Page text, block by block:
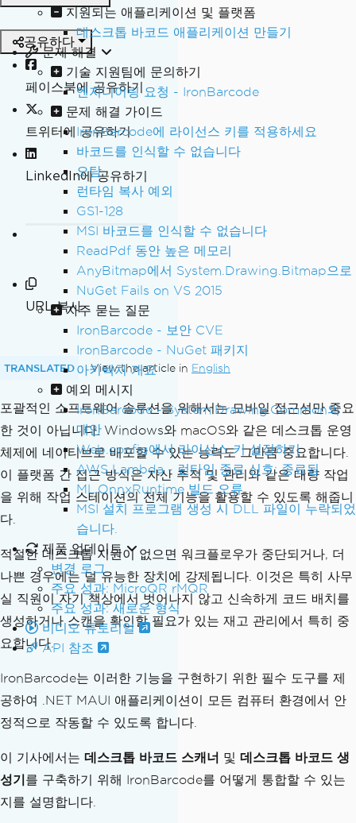
지원되는 애플리케이션 및 플랫폼
데스크톱 바코드 애플리케이션 만들기
문제 해결
기술 지원팀에 문의하기
엔지니어링 요청 - IronBarcode
문제 해결 가이드
IronBarcode에 라이선스 키를 적용하세요
바코드를 인식할 수 없습니다
오탐
런타임 복사 예외
GS1-128
MSI 바코드를 인식할 수 없습니다
ReadPdf 동안 높은 메모리
AnyBitmap에서 System.Drawing.Bitmap으로
NuGet Fails on VS 2015
자주 묻는 질문
IronBarcode - 보안 CVE
IronBarcode - NuGet 패키지
아키텍처 개요
예외 메시지
IronBarcode - System.Drawing.Common의
대안
Web.config에서 라이선스 키 설정하기
AWS Lambda - 런타임 종료 신호: 종료됨
ML.OnnxRuntime 빌드 오류
MSI 설치 프로그램 생성 시 DLL 파일이 누락되었
습니다.
제품 업데이트
변경 로그
주요 성과: MicroQR rMQR
주요 성과: 새로운 형식
비디오 튜토리얼
API 참조
공유하다
페이스북에 공유하기
트위터에 공유하기
LinkedIn에 공유하기
URL 복사
TRANSLATED View the article in English
포괄적인 소프트웨어 솔루션을 위해서는 모바일 접근성만 중요
한 것이 아닙니다. Windows와 macOS와 같은 데스크톱 운영
체제에 네이티브로 배포할 수 있는 능력도 그만큼 중요합니다.
이 플랫폼 간 접근 방식은 자산 추적 및 관리와 같은 대량 작업
을 위해 작업 스테이션의 전체 기능을 활용할 수 있도록 해줍니
다.
적절한 데스크톱 지원이 없으면 워크플로우가 중단되거나, 더
나쁜 경우에는 덜 유능한 장치에 강제됩니다. 이것은 특히 사무
실 직원이 자기 책상에서 벗어나지 않고 신속하게 코드 배치를
생성하거나 스캔을 확인할 필요가 있는 재고 관리에서 특히 중
요합니다.
IronBarcode는 이러한 기능을 구현하기 위한 필수 도구를 제
공하여 .NET MAUI 애플리케이션이 모든 컴퓨터 환경에서 안
정적으로 작동할 수 있도록 합니다.
이 기사에서는 데스크톱 바코드 스캐너 및 데스크톱 바코드 생
성기 를 구축하기 위해 IronBarcode를 어떻게 통합할 수 있는
지를 설명합니다.